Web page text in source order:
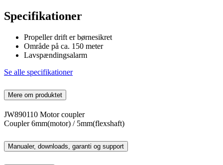
Specifikationer
Propeller drift er børnesikret
Område på ca. 150 meter
Lavspændingsalarm
Se alle specifikationer
Mere om produktet
JW890110 Motor coupler
Coupler 6mm(motor) / 5mm(flexshaft)
Manualer, downloads, garanti og support